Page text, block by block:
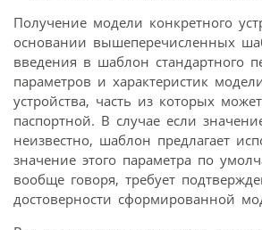
Получение модели конкретного
основании вышеперечисленных
введения в шаблон стандартного
параметров и характеристик
устройства, часть из которых
паспортной. В случае если
неизвестно, шаблон предлагает
значение этого параметра по
вообще говоря, требует
достоверности сформированной